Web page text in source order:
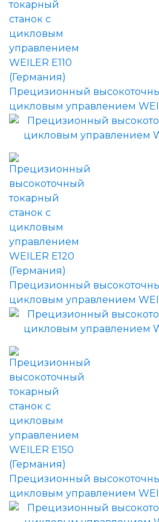
Прецизионный
цикловым управлением
Прецизионный
цикловым управлением
Прецизионный
цикловым управлением